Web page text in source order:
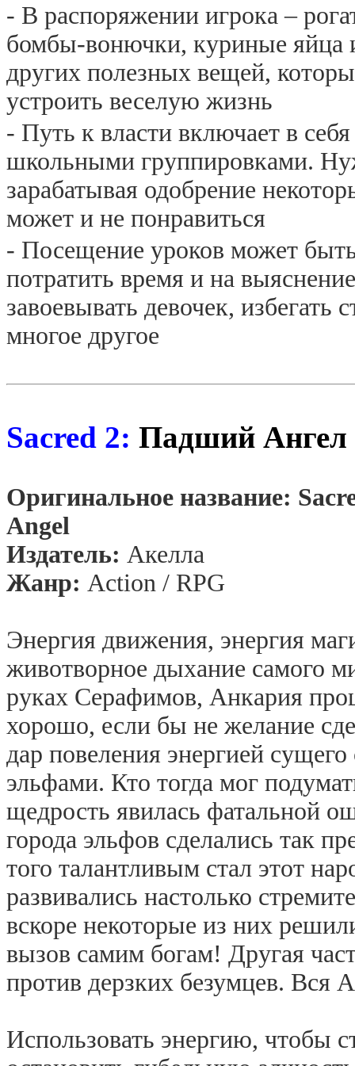
- В распоряжении игрока –
бомбы-вонючки, куриные яйца
других полезных вещей,
устроить веселую жизнь
- Путь к власти включает в
школьными группировками.
зарабатывая одобрение
может и не понравиться
- Посещение уроков может
потратить время и на
завоевывать девочек,
многое другое
Sacred 2: Падший Ангел
Оригинальное название:
Angel
Издатель: Акелла
Жанр: Action / RPG
Энергия движения, энергия
животворное дыхание самого
руках Серафимов, Анкария
хорошо, если бы не желание
дар повеления энергией
эльфами. Кто тогда мог
щедрость явилась фатальной
города эльфов сделались так
того талантливым стал этот
развивались настолько
вскоре некоторые из них
вызов самим богам! Другая
против дерзких безумцев. Вся
Использовать энергию, чтобы